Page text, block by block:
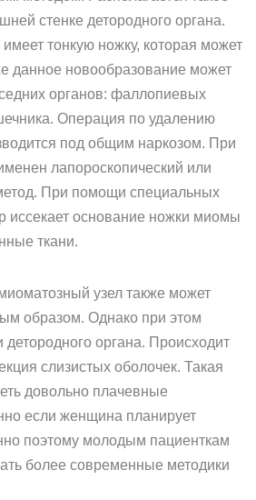
стенке детородного органа.
тонкую ножку, которая может
данное новообразование может
органов: фаллопиевых
Операция по удалению
под общим наркозом. При
лапороскопический или
При помощи специальных
иссекает основание ножки миомы
ткани.
узел также может
образом. Однако при этом
органа. Происходит
слизистых оболочек. Такая
довольно плачевные
если женщина планирует
поэтому молодым пациенткам
более современные методики